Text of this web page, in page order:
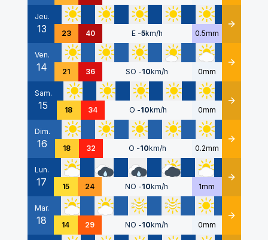
Jeu.
13 23 40 E -5km/h 0.5mm Détails
Ven.
14 21 36 SO -10km/h 0mm Détails
Sam.
15 18 34 O -10km/h 0mm Détails
Dim.
16 18 32 O -10km/h 0.2mm Détails
Lun.
17 15 24 NO -10km/h 1mm Détails
Mar.
18 14 29 NO -10km/h 0mm Détails